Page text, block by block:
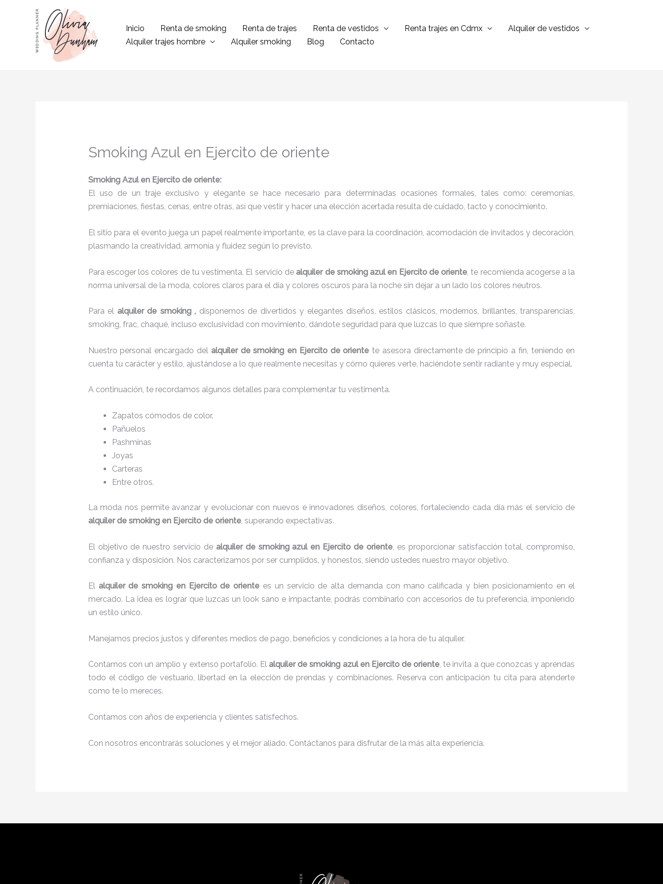
contenido
Inicio Renta de smoking Renta de trajes Renta de vestidos Renta trajes en Cdmx
Alquiler de vestidos
Alquiler trajes hombre
Alquiler smoking Blog Contacto
Smoking Azul en Ejercito de oriente
Smoking Azul en Ejercito de oriente:
El uso de un traje exclusivo y elegante se hace necesario para determinadas ocasiones formales, tales como: ceremonias,
premiaciones, fiestas, cenas, entre otras, así que vestir y hacer una elección acertada resulta de cuidado, tacto y conocimiento.
El sitio para el evento juega un papel realmente importante, es la clave para la coordinación, acomodación de invitados y decoración,
plasmando la creatividad, armonía y fluidez según lo previsto.
Para escoger los colores de tu vestimenta, El servicio dealquiler de smoking azul en Ejercito de oriente , te recomienda acogerse a la
norma universal de la moda, colores claros para el día y colores oscuros para la noche sin dejar a un lado los colores neutros.
Para el alquiler de smoking , disponemos de divertidos y elegantes diseños, estilos clásicos, modernos, brillantes, transparencias,
smoking, frac, chaqué, incluso exclusividad con movimiento, dándote seguridad para que luzcas lo que siempre soñaste.
Nuestro personal encargado del alquiler de smoking en Ejercito de oriente te asesora directamente de principio a fin, teniendo en
cuenta tu carácter y estilo, ajustándose a lo que realmente necesitas y cómo quieres verte, haciéndote sentir radiante y muy especial.
A continuación, te recordamos algunos detalles para complementar tu vestimenta.
Zapatos cómodos de color.
Pañuelos
Pashminas
Joyas
Carteras
Entre otros.
La moda nos permite avanzar y evolucionar con nuevos e innovadores diseños, colores, fortaleciendo cada día más el servicio de
alquiler de smoking en Ejercito de oriente, superando expectativas.
El objetivo de nuestro servicio de alquiler de smoking azul en Ejercito de oriente, es proporcionar satisfacción total, compromiso,
confianza y disposición. Nos caracterizamos por ser cumplidos, y honestos, siendo ustedes nuestro mayor objetivo.
El alquiler de smoking en Ejercito de oriente es un servicio de alta demanda con mano calificada y bien posicionamiento en el
mercado. La idea es lograr que luzcas un look sano e impactante, podrás combinarlo con accesorios de tu preferencia, imponiendo
un estilo único.
Manejamos precios justos y diferentes medios de pago, beneficios y condiciones a la hora de tu alquiler.
Contamos con un amplio y extenso portafolio. Elalquiler de smoking azul en Ejercito de oriente, te invita a que conozcas y aprendas
todo el código de vestuario, libertad en la elección de prendas y combinaciones. Reserva con anticipación tu cita para atenderte
como te lo mereces.
Contamos con años de experiencia y clientes satisfechos.
Con nosotros encontrarás soluciones y el mejor aliado. Contáctanos para disfrutar de la más alta experiencia.